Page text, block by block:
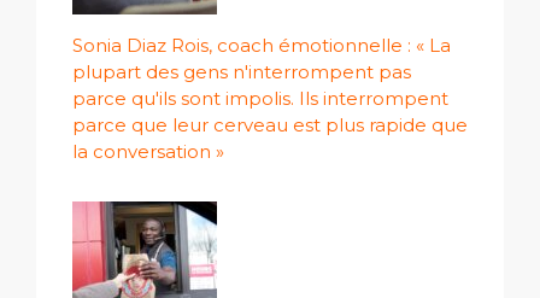
Sonia Diaz Rois, coach émotionnelle : « La
plupart des gens n'interrompent pas
parce qu'ils sont impolis. Ils interrompent
parce que leur cerveau est plus rapide que
la conversation »